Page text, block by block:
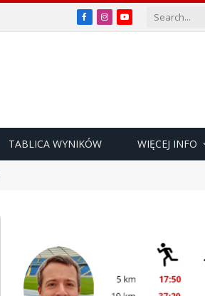
Facebook
InstagramYouTube
TABLICA WYNIKÓW WIĘCEJ INFO